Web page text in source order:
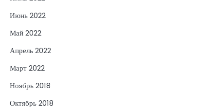
Июнь 2022
Май 2022
Апрель 2022
Март 2022
Ноябрь 2018
Октябрь 2018